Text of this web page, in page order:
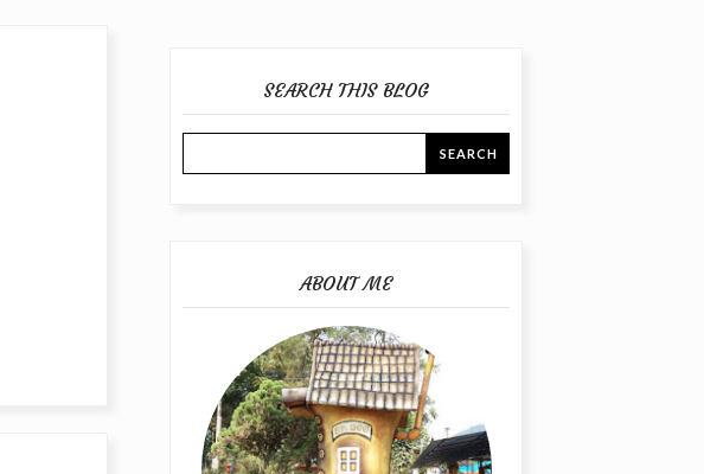
SEARCH THIS BLOG
ABOUT ME